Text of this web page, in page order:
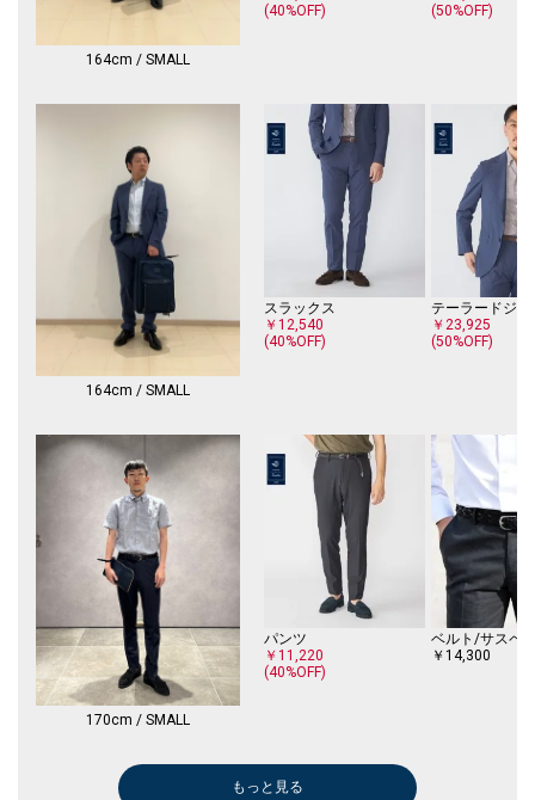
上、着用又はお取り扱いください。
※撮影環境による光の当たり具合やパソコン・スマートフォンなどの閲覧
実際の商品と仕様、加工、サイズが若干異なる場合がございます。
164cm / SMALL
(40%OFF)
(50%OFF)
164cm / SMALL
スラックス
￥12,540
(40%OFF)
テーラードジャ
￥23,925
(50%OFF)
170cm / SMALL
パンツ
￥11,220
(40%OFF)
ベルト/サスペ
￥14,300
パンツ
パンツ
パンツ
パンツ
パンツ
パンツ
パンツ
パンツ
パンツ
もっと見る